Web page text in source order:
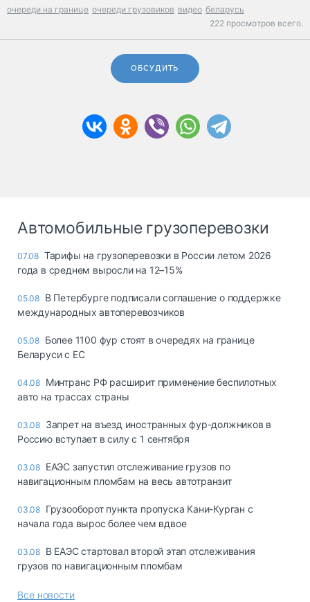
очереди на границе очереди грузовиков видео беларусь
222 просмотров всего.
ОБСУДИТЬ
Автомобильные грузоперевозки
07.08 Тарифы на грузоперевозки в России летом 2026
года в среднем выросли на 12–15%
05.08 В Петербурге подписали соглашение о поддержке
международных автоперевозчиков
05.08 Более 1100 фур стоят в очередях на границе
Беларуси с ЕС
04.08 Минтранс РФ расширит применение беспилотных
авто на трассах страны
03.08 Запрет на въезд иностранных фур-должников в
Россию вступает в силу с 1 сентября
03.08 ЕАЭС запустил отслеживание грузов по
навигационным пломбам на весь автотранзит
03.08 Грузооборот пункта пропуска Кани-Курган с
начала года вырос более чем вдвое
03.08 В ЕАЭС стартовал второй этап отслеживания
грузов по навигационным пломбам
Все новости